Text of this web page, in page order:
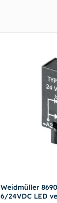
Weidmüller
6/24VDC LED